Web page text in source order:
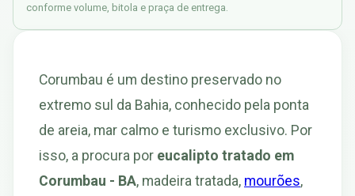
conforme volume, bitola e praça de entrega.
Corumbau é um destino preservado no
extremo sul da Bahia, conhecido pela ponta
de areia, mar calmo e turismo exclusivo. Por
isso, a procura por eucalipto tratado em
Corumbau - BA, madeira tratada, mourões,